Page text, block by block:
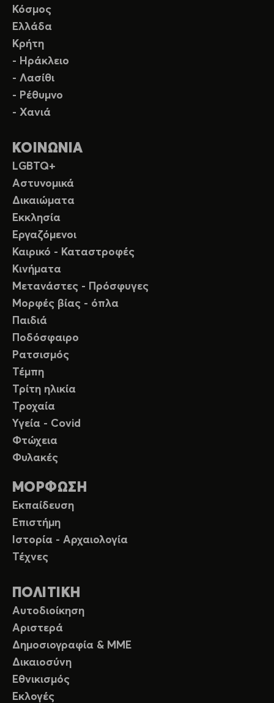
Κόσμος
Ελλάδα
Κρήτη
- Ηράκλειο
- Λασίθι
- Ρέθυμνο
- Χανιά
ΚΟΙΝΩΝΙΑ
LGBTQ+
Αστυνομικά
Δικαιώματα
Εκκλησία
Εργαζόμενοι
Καιρικό - Καταστροφές
Κινήματα
Μετανάστες - Πρόσφυγες
Μορφές βίας - όπλα
Παιδιά
Ποδόσφαιρο
Ρατσισμός
Τέμπη
Τρίτη ηλικία
Τροχαία
Υγεία - Covid
Φτώχεια
Φυλακές
ΜΟΡΦΩΣΗ
Εκπαίδευση
Επιστήμη
Ιστορία - Αρχαιολογία
Τέχνες
ΠΟΛΙΤΙΚΗ
Αυτοδιοίκηση
Αριστερά
Δημοσιογραφία & ΜΜΕ
Δικαιοσύνη
Εθνικισμός
Εκλογές